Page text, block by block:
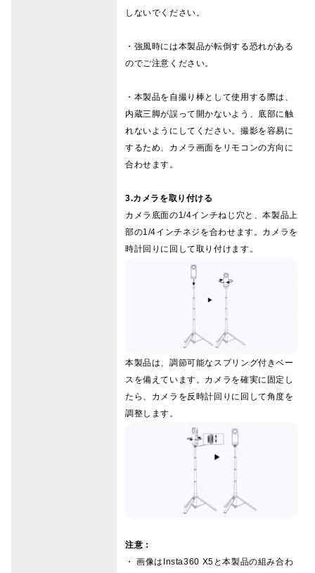
しないでください。
・強風時には本製品が転倒する恐れがある
のでご注意ください。
・本製品を自撮り棒として使用する際は、
内蔵三脚が誤って開かないよう、底部に触
れないようにしてください。撮影を容易に
するため、カメラ画面をリモコンの方向に
合わせます。
3.カメラを取り付ける
カメラ底面の1/4インチねじ穴と、本製品上
部の1/4インチネジを合わせます。カメラを
時計回りに回して取り付けます。
本製品は、調節可能なスプリング付きベー
スを備えています。カメラを確実に固定し
たら、カメラを反時計回りに回して角度を
調整します。
注意：
・ 画像はInsta360 X5と本製品の組み合わ